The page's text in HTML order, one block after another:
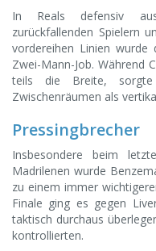
In Reals defensiv
zurückfallenden Spielern
vordereihen Linien wurde
Zwei-Mann-Job. Während
teils die Breite,
Zwischenräumen als
Pressingbrecher
Insbesondere beim
Madrilenen wurde
zu einem immer
Finale ging es gegen
taktisch durchaus
kontrollierten.